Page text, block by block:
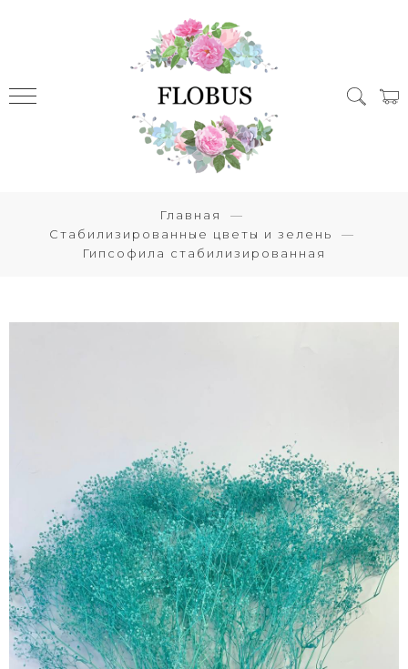
Главная
Стабилизированные цветы и зелень
Гипсофила стабилизированная